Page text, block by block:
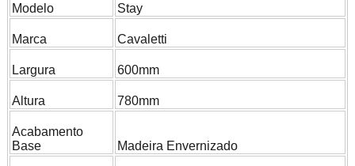
Modelo Stay
Marca Cavaletti
Largura 600mm
Altura 780mm
Acabamento
Base
Madeira Envernizado